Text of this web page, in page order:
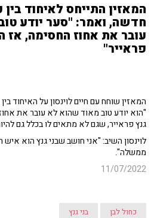
המאזין התייחס לאיחוד בין
חדשה, ואמר: "סער יודע
עובר את אחוז החסימה, אז
פראייר"
המאזין שוחח עם חיים לוינסון על האיחוד
"הוא יודע טוב מאוד שהוא לא עובר את
גנץ פראייר, שגם לא מתאים לו בכלל גם
לוינסון השיב: "אני חושב שבני גנץ הוא
ממשלה".
11/07/2022
כחול לבן בני גנץ